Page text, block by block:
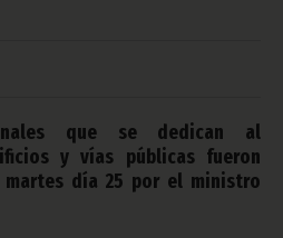
que se dedican al
y vías públicas fueron
martes día 25 por el ministro